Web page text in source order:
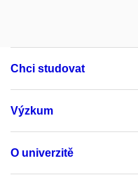
Chci studovat
Výzkum
O univerzitě